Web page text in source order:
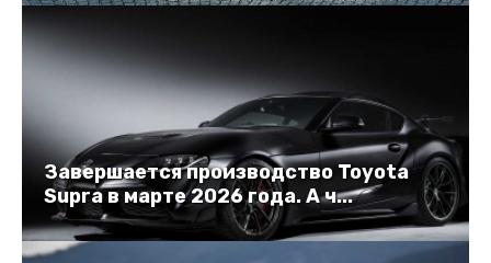
Завершается производство Toyota
Supra в марте 2026 года. А ч...